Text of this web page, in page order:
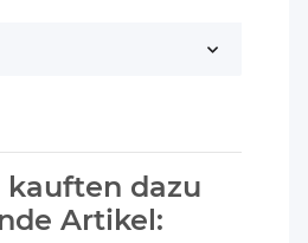
kauften dazu
Artikel: